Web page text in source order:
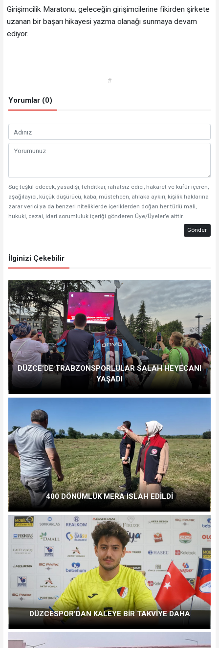
Girişimcilik Maratonu, geleceğin girişimcilerine fikirden şirkete
uzanan bir başarı hikayesi yazma olanağı sunmaya devam
ediyor.
#
Yorumlar (0)
Suç teşkil edecek, yasadışı, tehditkar, rahatsız edici, hakaret ve küfür içeren,
aşağılayıcı, küçük düşürücü, kaba, müstehcen, ahlaka aykırı, kişilik haklarına
zarar verici ya da benzeri niteliklerde içeriklerden doğan her türlü mali,
hukuki, cezai, idari sorumluluk içeriği gönderen Üye/Üyeler’e aittir.
Gönder
İlginizi Çekebilir
DÜZCE’DE TRABZONSPORLULAR SALAH HEYECANI
YAŞADI
400 DÖNÜMLÜK MERA ISLAH EDİLDİ
DÜZCESPOR’DAN KALEYE BİR TAKVİYE DAHA